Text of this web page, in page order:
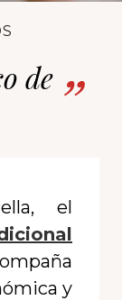
de
el
y